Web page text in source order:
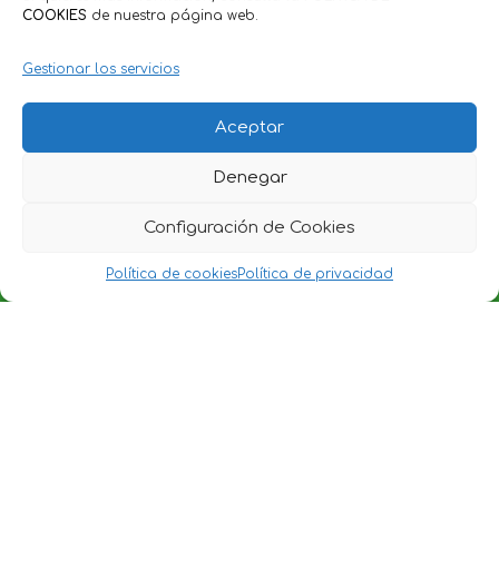
COOKIES de nuestra página web.
Gestionar los servicios
Aceptar
Denegar
Configuración de Cookies
Política de cookiesPolítica de privacidad